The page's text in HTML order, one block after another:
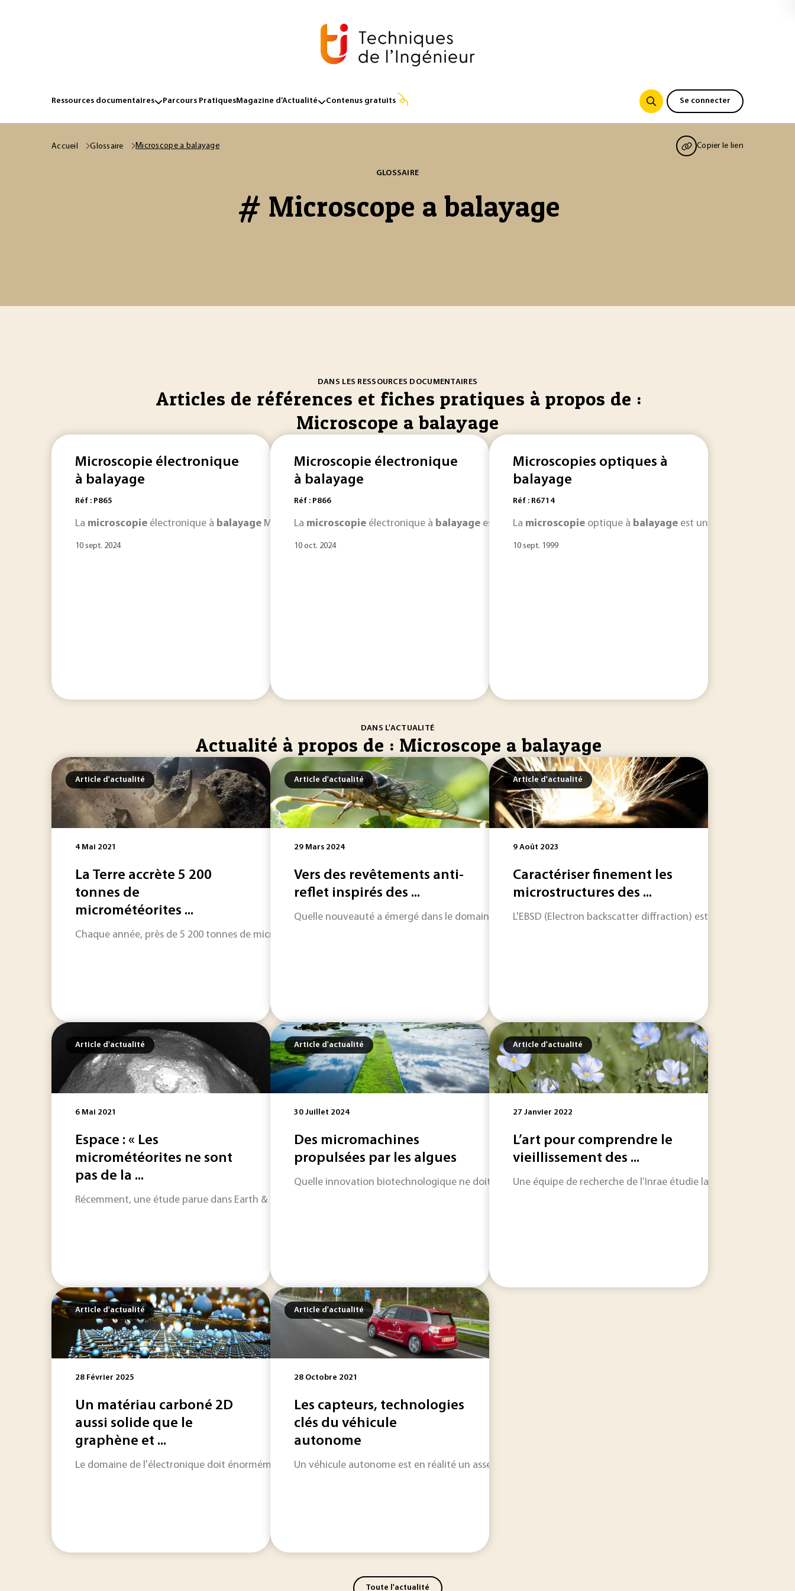
Ressources documentaires Parcours PratiquesMagazine d’Actualité Contenus gratuits Se connecter
Accueil Glossaire Microscope a balayage Copier le lien
GLOSSAIRE
# Microscope a balayage
DANS LES RESSOURCES DOCUMENTAIRES
Articles de références et fiches pratiques à propos de :
Microscope a balayage
Microscopie électronique
à balayage
Réf : P865
La microscopie électronique à balayage MEB, est une technique puissante d... . Lamicroscopie électronique àbalayageMEB (ou Scanning Electron
10 sept. 2024
Microscopie électronique
à balayage
Réf : P866
La microscopie électronique à balayage est un outil puissant d'observation des surfaces... contrastes
10 oct. 2024
Microscopies optiques à
balayage
Réf : R6714
La microscopie optique à balayage est une technique qui
10 sept. 1999
DANS L'ACTUALITÉ
Actualité à propos de : Microscope a balayage
Article d'actualité
4 Mai 2021
La Terre accrète 5 200
tonnes de
micrométéorites ...
Chaque année, près de 5 200 tonnes de micrométéorites atteignent le sol de notre planète. Voici le résultat d’un programme international mené depuis près de...
Article d'actualité
29 Mars 2024
Vers des revêtements anti-
reflet inspirés des ...
Quelle nouveauté a émergé dans le domaine des matériaux en ce mois de mars ? Des granules synthétiques
Article d'actualité
9 Août 2023
Caractériser finement les
microstructures des ...
L'EBSD (Electron backscatter diffraction) est une technique
Article d'actualité
6 Mai 2021
Espace : « Les
micrométéorites ne sont
pas de la ...
Récemment, une étude parue dans Earth & Planetary Science Letters évaluait à près de 5 200 tonnes la masse de micrométéorites qui atteignent chaque année...
Article d'actualité
30 Juillet 2024
Des micromachines
propulsées par les algues
Quelle innovation biotechnologique ne doit-on pas rater en juillet ? Des algues vertes transformées en moteurs
Article d'actualité
27 Janvier 2022
L’art pour comprendre le
vieillissement des ...
Une équipe de recherche de l’Inrae étudie la durabilité des
Article d'actualité
28 Février 2025
Un matériau carboné 2D
aussi solide que le
graphène et ...
Le domaine de l'électronique doit énormément aux matériaux en deux dimensions. Mais pour que ces derniers continuent de réaliser des miracles, il va falloir...
Article d'actualité
28 Octobre 2021
Les capteurs, technologies
clés du véhicule
autonome
Un véhicule autonome est en réalité un assemblage d’une multitude de fonctions supportées à la fois par du
Toute l'actualité